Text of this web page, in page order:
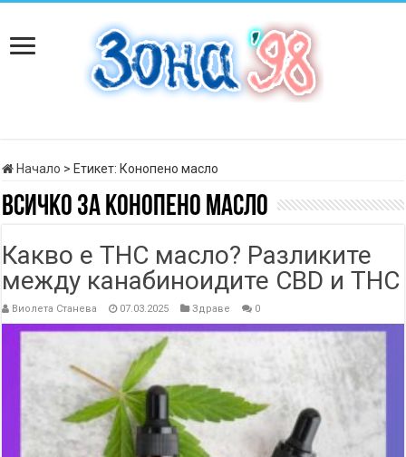
Начало > Етикет: Конопено масло
Всичко заКонопено масло
Какво е THC масло? Разликите
между канабиноидите CBD и THC
Виолета Станева 07.03.2025 Здраве 0